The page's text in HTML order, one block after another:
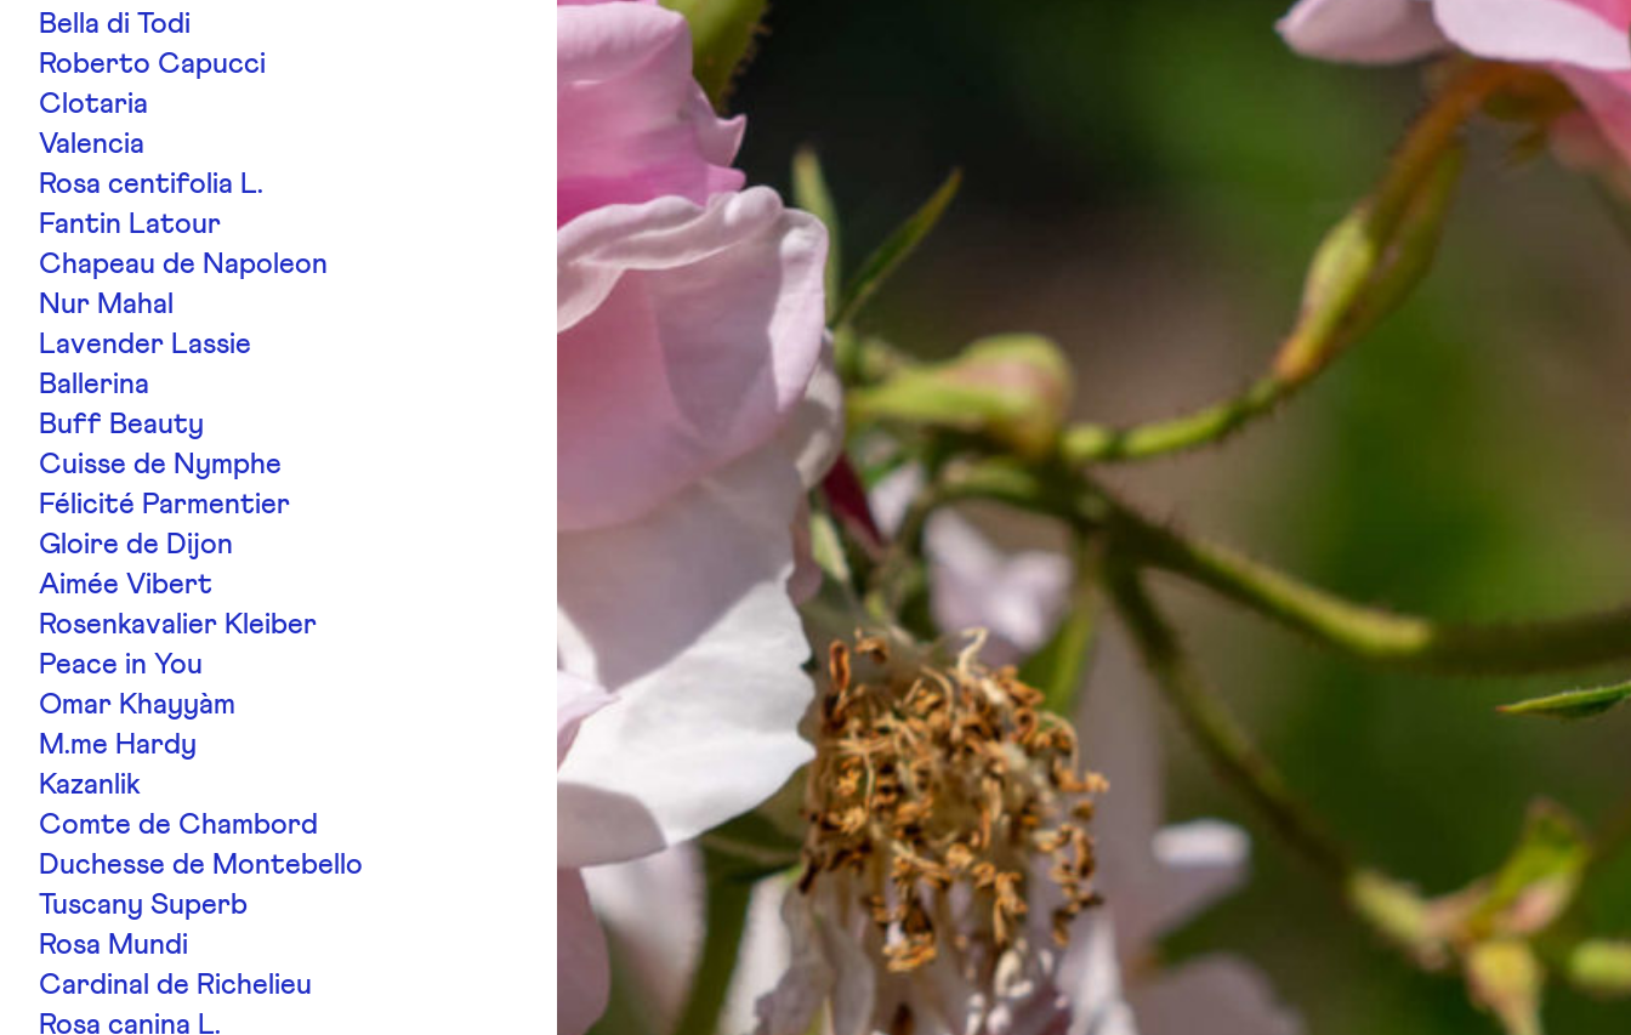
Bella di Todi
Roberto Capucci
Clotaria
Valencia
Rosa centifolia L.
Fantin Latour
Chapeau de Napoleon
Nur Mahal
Lavender Lassie
Ballerina
Buff Beauty
Cuisse de Nymphe
Félicité Parmentier
Gloire de Dijon
Aimée Vibert
Rosenkavalier Kleiber
Peace in You
Omar Khayyàm
M.me Hardy
Kazanlik
Comte de Chambord
Duchesse de Montebello
Tuscany Superb
Rosa Mundi
Cardinal de Richelieu
Rosa canina L.